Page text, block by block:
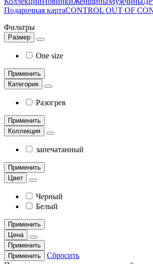
Подарочная картаCONTROL OUT OF
Фильтры
Размер
One size
Применить
Категория
Разогрев
Применить
Коллекция
запечатанный
Применить
Цвет
Черный
Белый
Применить
Цена
Применить
Применить
Сбросить